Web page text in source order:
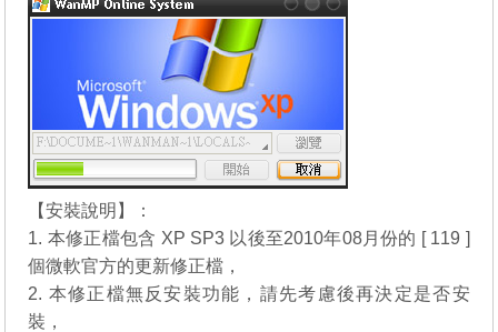
【安裝說明】：
1. 本修正檔包含 XP SP3 以後至2010年08月份的 [ 119 ]
個微軟官方的更新修正檔，
2. 本修正檔無反安裝功能，請先考慮後再決定是否安
裝，